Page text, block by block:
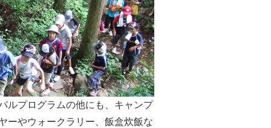
ルプログラムの他にも、キャンプ
ーやウォークラリー、飯盒炊飯な